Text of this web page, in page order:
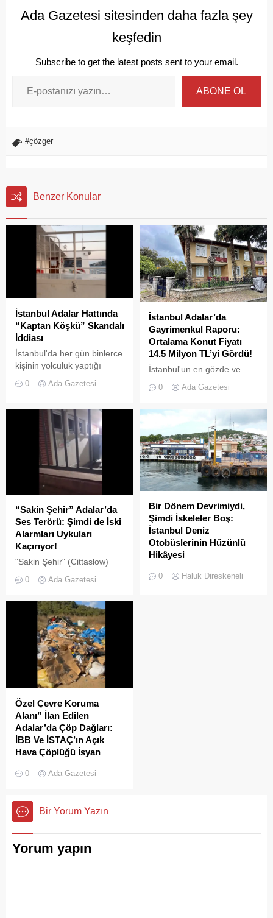
Ada Gazetesi sitesinden daha fazla şey
keşfedin
Subscribe to get the latest posts sent to your email.
ABONE OL
#çözger
Benzer Konular
İstanbul Adalar Hattında
“Kaptan Köşkü” Skandalı
İddiası
İstanbul'da her gün binlerce
kişinin yolculuk yaptığı
görüntüler "bu kadarına da
0 Ada Gazetesi
İstanbul Adalar’da
Gayrimenkul Raporu:
Ortalama Konut Fiyatı
14.5 Milyon TL’yi Gördü!
İstanbul'un en gözde ve
olan Adalar ilçesinde,
hareketlilik dikkat çekiyor.
0 Ada Gazetesi
“Sakin Şehir” Adalar’da
Ses Terörü: Şimdi de İski
Alarmları Uykuları
Kaçırıyor!
"Sakin Şehir" (Cittaslow)
Adalar'da gürültü kirliliği
0 Ada Gazetesi
Bir Dönem Devrimiydi,
Şimdi İskeleler Boş:
İstanbul Deniz
Otobüslerinin Hüzünlü
Hikâyesi
İstanbul’da deniz ulaşımı,
0 Haluk Direskeneli
Özel Çevre Koruma
Alanı” İlan Edilen
Adalar’da Çöp Dağları:
İBB Ve İSTAÇ’ın Açık
Hava Çöplüğü İsyan
Ettirdi
Adalar'da çekilen çöp
Sanılanın aksine bu çöpler
duyarsız vatandaşlar
doğanın ortasına dökülüyor
0 Ada Gazetesi
Bir Yorum Yazın
Yorum yapın